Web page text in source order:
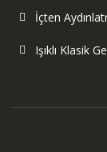
İçten
Işıklı Klasik